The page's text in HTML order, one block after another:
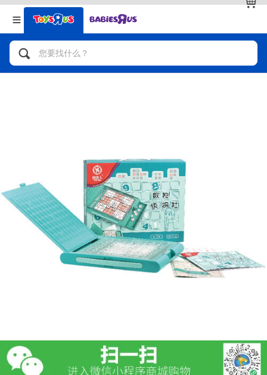
返回
分类目录
人气英雄，角色扮演，射击玩具
玩具车，货车，火车及遥控系列
手工艺，文具，蜡笔，泥胶，画板
娃娃，芭比，收藏公仔
益智学习玩具
返回
品牌
查看全部